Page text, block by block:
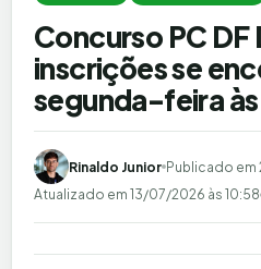
Concurso PC
inscrições se
segunda-feira às
Rinaldo Junior Publicado em
Atualizado em 13/07/2026 às 10:58